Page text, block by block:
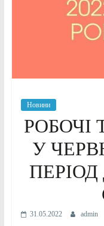
Новини
РОБОЧІ
У
31.05.2022 admin